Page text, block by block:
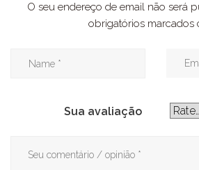
O seu endereço de email não será
obrigatórios marcados
Sua avaliação